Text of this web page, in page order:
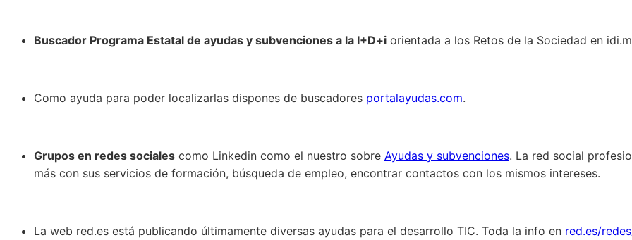
Buscador Programa Estatal de ayudas y subvenciones a la I+D+i orientada a los Retos de la Sociedad en
Como ayuda para poder localizarlas dispones de buscadores portalayudas.com.
Grupos en redes sociales como Linkedin como el nuestro sobre Ayudas y subvenciones. La red social
más con sus servicios de formación, búsqueda de empleo, encontrar contactos con los mismos intereses.
La web red.es está publicando últimamente diversas ayudas para el desarrollo TIC. Toda la info en red.es/